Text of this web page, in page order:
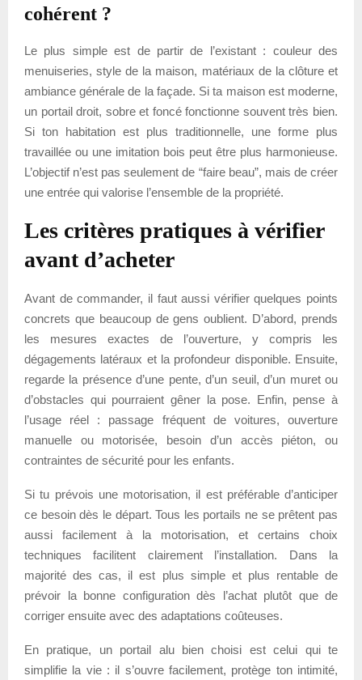
cohérent ?
Le plus simple est de partir de l’existant : couleur des
menuiseries, style de la maison, matériaux de la clôture et
ambiance générale de la façade. Si ta maison est moderne,
un portail droit, sobre et foncé fonctionne souvent très bien.
Si ton habitation est plus traditionnelle, une forme plus
travaillée ou une imitation bois peut être plus harmonieuse.
L’objectif n’est pas seulement de “faire beau”, mais de créer
une entrée qui valorise l’ensemble de la propriété.
Les critères pratiques à vérifier
avant d’acheter
Avant de commander, il faut aussi vérifier quelques points
concrets que beaucoup de gens oublient. D’abord, prends
les mesures exactes de l’ouverture, y compris les
dégagements latéraux et la profondeur disponible. Ensuite,
regarde la présence d’une pente, d’un seuil, d’un muret ou
d’obstacles qui pourraient gêner la pose. Enfin, pense à
l’usage réel : passage fréquent de voitures, ouverture
manuelle ou motorisée, besoin d’un accès piéton, ou
contraintes de sécurité pour les enfants.
Si tu prévois une motorisation, il est préférable d’anticiper
ce besoin dès le départ. Tous les portails ne se prêtent pas
aussi facilement à la motorisation, et certains choix
techniques facilitent clairement l’installation. Dans la
majorité des cas, il est plus simple et plus rentable de
prévoir la bonne configuration dès l’achat plutôt que de
corriger ensuite avec des adaptations coûteuses.
En pratique, un portail alu bien choisi est celui qui te
simplifie la vie : il s’ouvre facilement, protège ton intimité,